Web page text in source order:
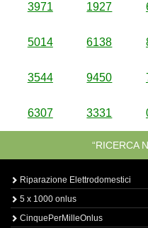
3971 1927
5014 6138
3544 9450
6307 3331
“RICERCA
Riparazione Elettrodomestici
5 x 1000 onlus
CinquePerMilleOnlus